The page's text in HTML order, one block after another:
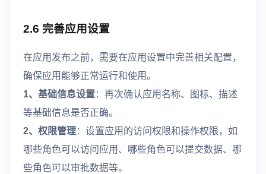
2.6 完善应用设置
在应用发布之前，需要在应用设置中完善相关配置，
确保应用能够正常运行和使用。
1、基础信息设置：再次确认应用名称、图标、描述
等基础信息是否正确。
2、权限管理：设置应用的访问权限和操作权限，如
哪些角色可以访问应用、哪些角色可以提交数据、哪
些角色可以审批数据等。